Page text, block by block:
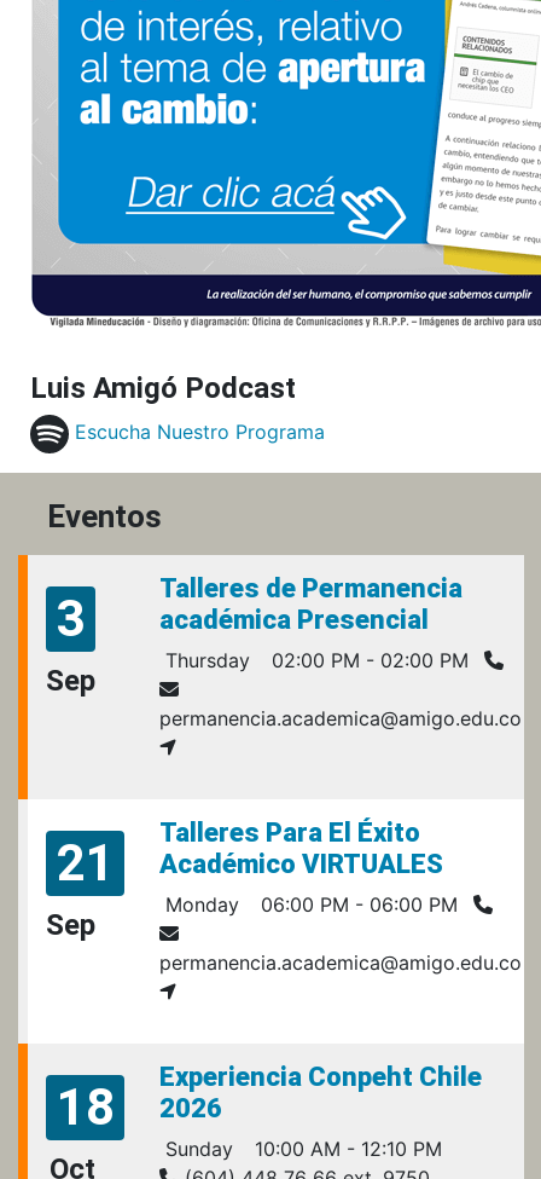
Luis Amigó Podcast
Escucha Nuestro Programa
Eventos
3
Sep
Talleres de Permanencia
académica Presencial
Thursday 02:00 PM - 02:00 PM
permanencia.academica@amigo.edu.co
21
Sep
Talleres Para El Éxito
Académico VIRTUALES
Monday 06:00 PM - 06:00 PM
permanencia.academica@amigo.edu.co
18
Oct
Experiencia Conpeht Chile
2026
Sunday
10:00 AM - 12:10 PM